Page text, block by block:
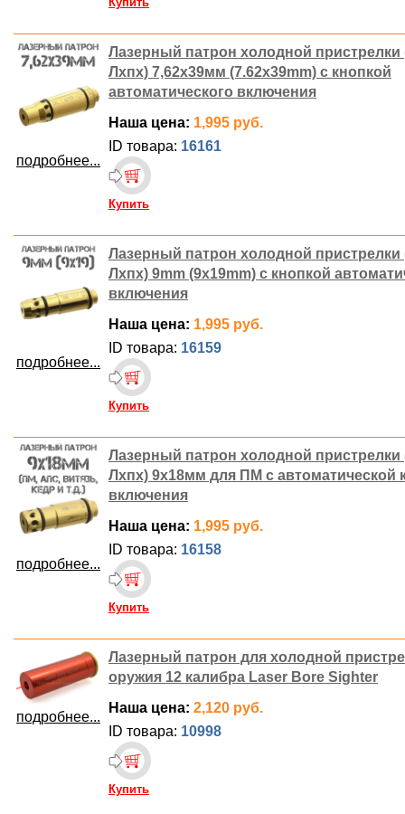
подробнее...
Лазерный патрон холодной пристрелки
Лхпх) 7,62х39мм (7.62x39mm) с кнопкой
автоматического включения
Наша цена: 1,995 руб.
ID товара: 16161
Купить
подробнее...
Лазерный патрон холодной пристрелки
Лхпх) 9mm (9x19mm) с кнопкой
включения
Наша цена: 1,995 руб.
ID товара: 16159
Купить
подробнее...
Лазерный патрон холодной пристрелки
Лхпх) 9х18мм для ПМ с автоматической
включения
Наша цена: 1,995 руб.
ID товара: 16158
Купить
подробнее...
Лазерный патрон для холодной
оружия 12 калибра Laser Bore Sighter
Наша цена: 2,120 руб.
ID товара: 10998
Купить